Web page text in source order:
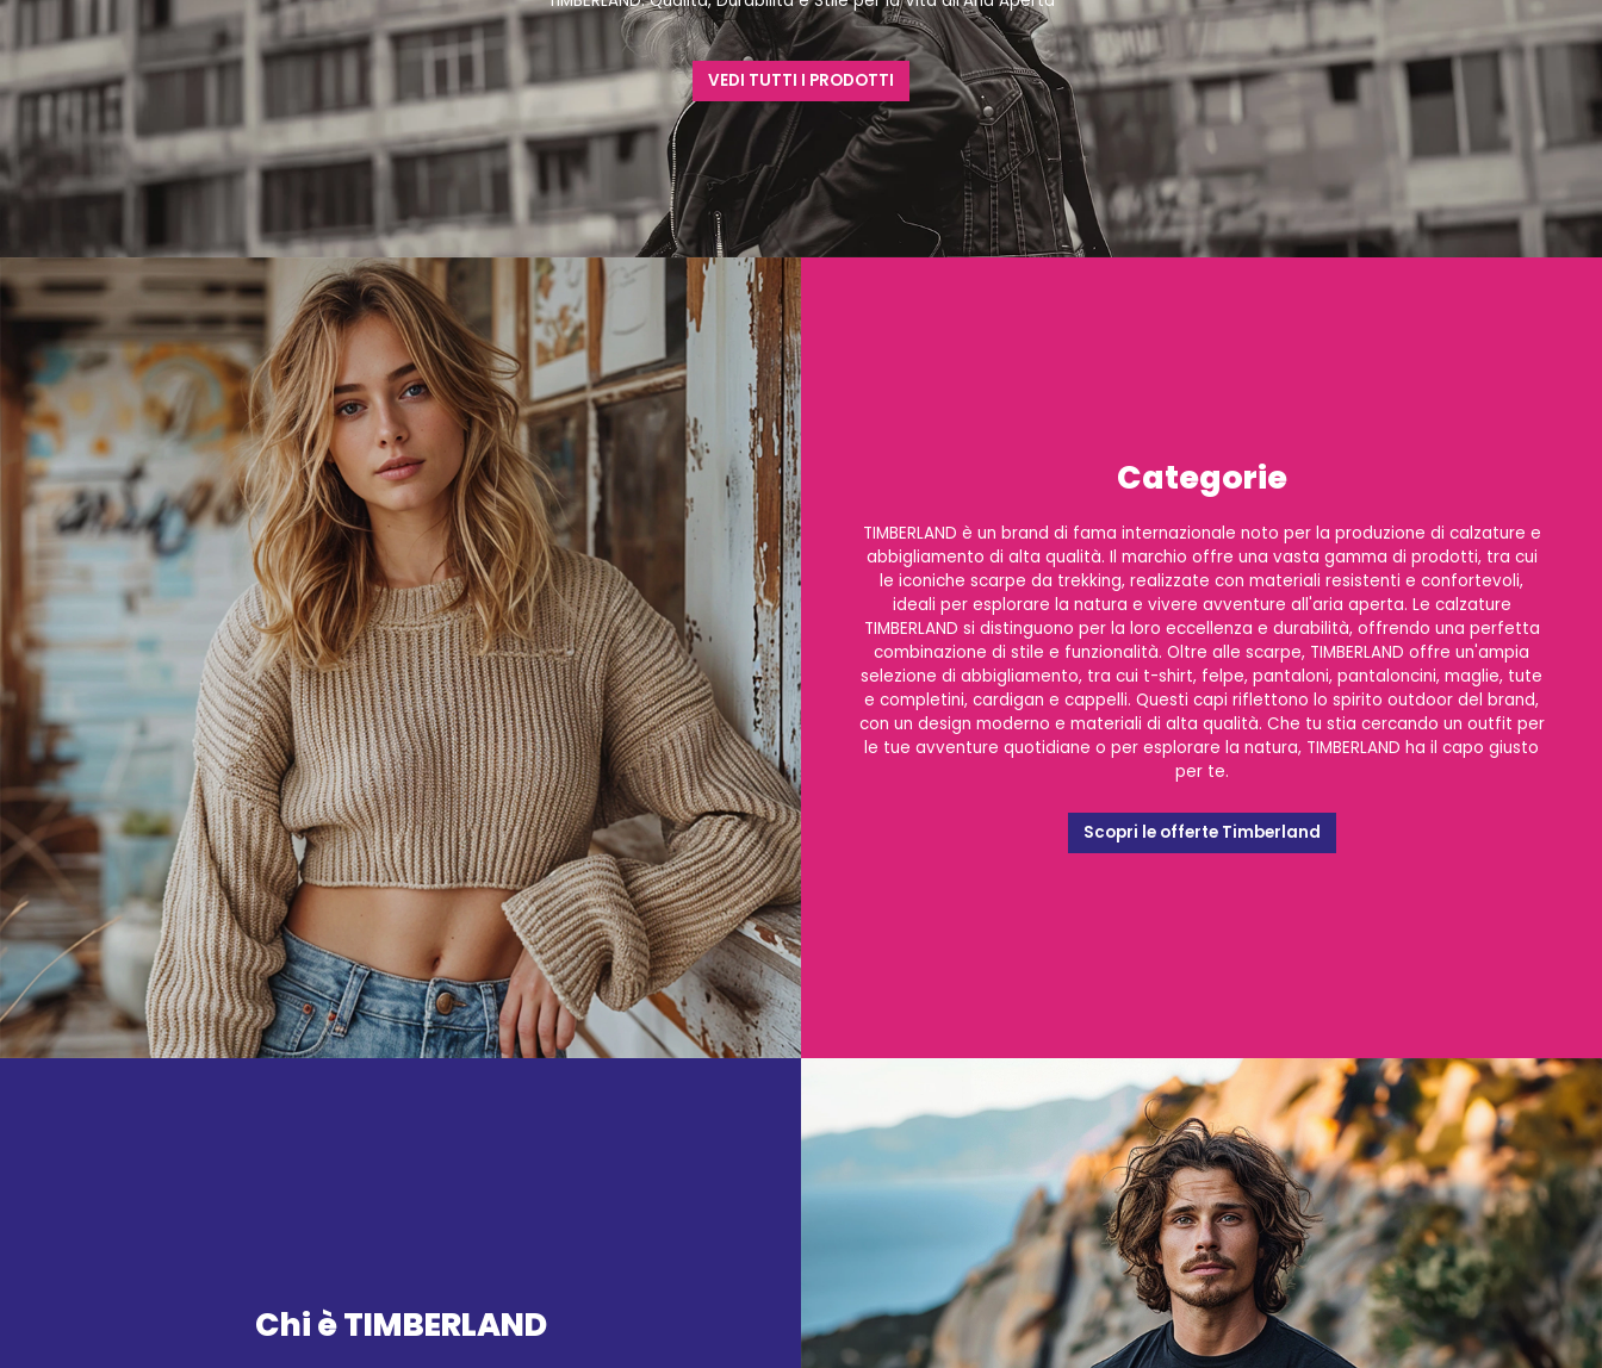
VEDI TUTTI I PRODOTTI
Categorie
TIMBERLAND è un brand di fama internazionale noto per la produzione di calzature e
abbigliamento di alta qualità. Il marchio offre una vasta gamma di prodotti, tra cui
le iconiche scarpe da trekking, realizzate con materiali resistenti e confortevoli,
ideali per esplorare la natura e vivere avventure all'aria aperta. Le calzature
TIMBERLAND si distinguono per la loro eccellenza e durabilità, offrendo una perfetta
combinazione di stile e funzionalità. Oltre alle scarpe, TIMBERLAND offre un'ampia
selezione di abbigliamento, tra cui t-shirt, felpe, pantaloni, pantaloncini, maglie, tute
e completini, cardigan e cappelli. Questi capi riflettono lo spirito outdoor del brand,
con un design moderno e materiali di alta qualità. Che tu stia cercando un outfit per
le tue avventure quotidiane o per esplorare la natura, TIMBERLAND ha il capo giusto
per te.
Scopri le offerte Timberland
Chi è TIMBERLAND